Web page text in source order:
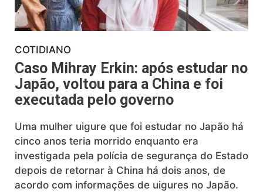
COTIDIANO
Caso Mihray Erkin: após estudar no
Japão, voltou para a China e foi
executada pelo governo
Uma mulher uigure que foi estudar no Japão há
cinco anos teria morrido enquanto era
investigada pela polícia de segurança do Estado
depois de retornar à China há dois anos, de
acordo com informações de uigures no Japão.